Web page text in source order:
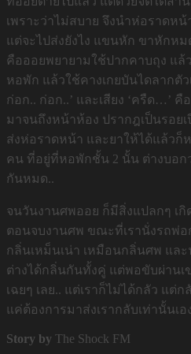
เพราะว่าไม่สบาย จึงนำห่อราดห
แต่จะไปส่งยังไง แขนหัก ขาหักห
คือออยพยายามใช้ปากคาบถุง แล้
หอพัก แล้วใช้คางเกยบันไดลากตัว
ก่อก.. ก่อก..’ และเสียง ‘ครืด…’ คื
มาจนถึงหน้าห้อง ปรากฎเป็นรอย
ส่งห่อราดหน้า และยาให้ได้แล้วก็
คน ที่อยู่ที่หอพักชั้น 2 นั้น ต่างบอก
กันหมด..
จนวันงานศพออย ก็มีสิ่งแปลกๆ เ
ตอนจบงานศพ ขณะที่เรานั่งรถพ่
กลิ่นเหม็นเน่า เหมือนกลิ่นศพ และ
ต่างได้กลิ่นกันทั้งคู่ แต่พอขับผ่านเ
เฉยๆ เลย.. แต่เราก็ไม่ได้กลัว แต่
แค่ต้องการมาส่งเรากลับเท่านั้นเอ
Story by The Shock FM